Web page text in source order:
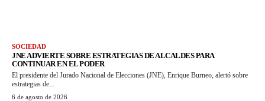
SOCIEDAD
JNE ADVIERTE SOBRE ESTRATEGIAS DE ALCALDES PARA
CONTINUAR EN EL PODER
El presidente del Jurado Nacional de Elecciones (JNE), Enrique Burneo, alertó sobre
estrategias de...
6 de agosto de 2026